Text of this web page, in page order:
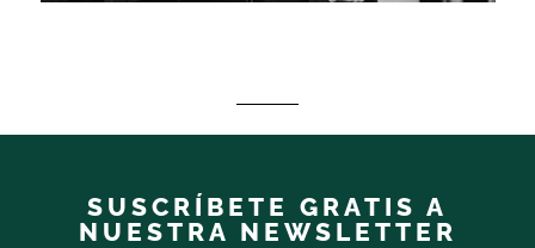
SUSCRÍBETE GRATIS A
NUESTRA NEWSLETTER